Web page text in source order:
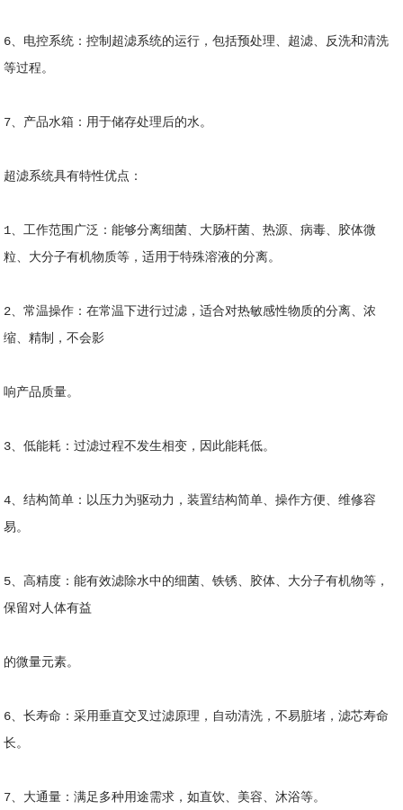
6、电控系统：控制超滤系统的运行，包括预处理、超滤、反洗和清洗
等过程。
7、产品水箱：用于储存处理后的水。
超滤系统具有特性优点 ：
1、工作范围广泛：能够分离细菌、大肠杆菌、热源、病毒、胶体微
粒、大分子有机物质等，适用于特殊溶液的分离。
2、常温操作：在常温下进行过滤，适合对热敏感性物质的分离、浓
缩、精制，不会影
响产品质量。
3、低能耗：过滤过程不发生相变，因此能耗低。
4、结构简单：以压力为驱动力，装置结构简单、操作方便、维修容
易。
5、高精度：能有效滤除水中的细菌、铁锈、胶体、大分子有机物等，
保留对人体有益
的微量元素。
6、长寿命：采用垂直交叉过滤原理，自动清洗，不易脏堵，滤芯寿命
长。
7、大通量：满足多种用途需求，如直饮、美容、沐浴等。